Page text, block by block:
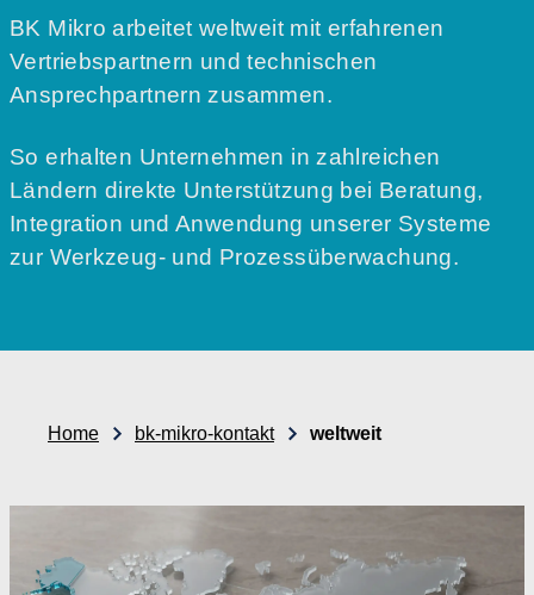
BK Mikro arbeitet weltweit mit erfahrenen
Vertriebspartnern und technischen
Ansprechpartnern zusammen.
So erhalten Unternehmen in zahlreichen
Ländern direkte Unterstützung bei Beratung,
Integration und Anwendung unserer Systeme
zur Werkzeug- und Prozessüberwachung.
Home bk-mikro-kontakt weltweit